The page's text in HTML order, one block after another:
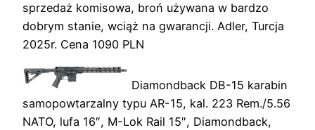
sprzedaż komisowa, broń używana w bardzo
dobrym stanie, wciąż na gwarancji. Adler, Turcja
2025r. Cena 1090 PLN
Diamondback DB-15 karabin
samopowtarzalny typu AR-15, kal. 223 Rem./5.56
NATO, lufa 16″, M-Lok Rail 15″, Diamondback,